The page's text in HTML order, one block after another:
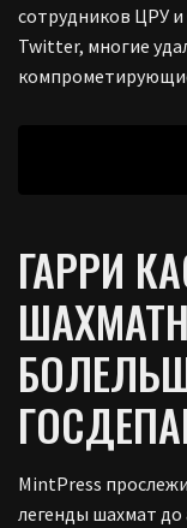
сотрудников ЦРУ
Twitter, многие
ГАРРИ
MintPress
легенды шахмат до